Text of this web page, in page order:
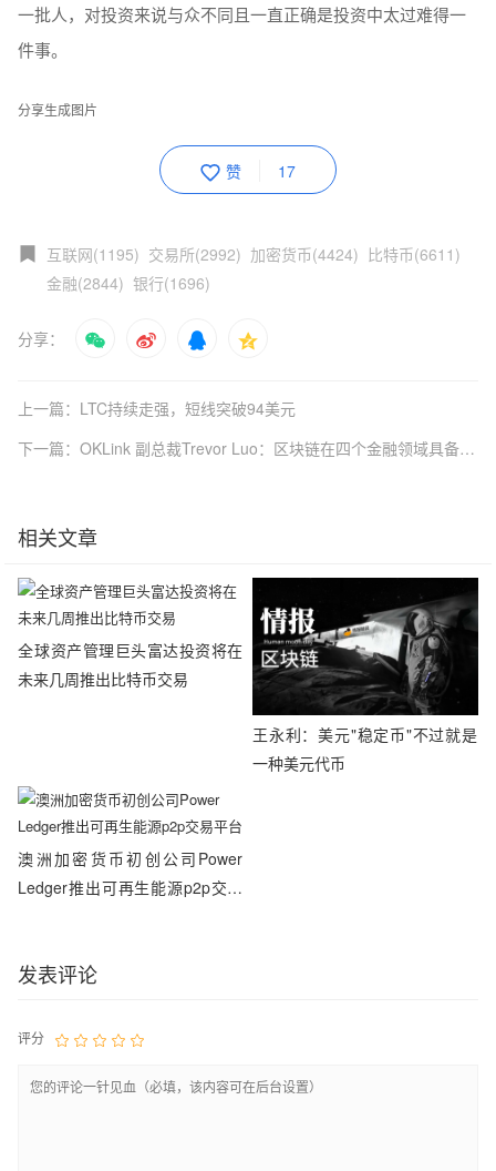
一批人，对投资来说与众不同且一直正确是投资中太过难得一
件事。
分享生成图片
赞 17
互联网(1195) 交易所(2992) 加密货币(4424) 比特币(6611)
金融(2844) 银行(1696)
分享：
上一篇：LTC持续走强，短线突破94美元
下一篇：OKLink 副总裁Trevor Luo：区块链在四个金融领域具备突出的改造力
相关文章
全球资产管理巨头富达投资将在
未来几周推出比特币交易
王永利：美元"稳定币"不过就是
一种美元代币
澳洲加密货币初创公司Power
Ledger推出可再生能源p2p交易
发表评论
评分